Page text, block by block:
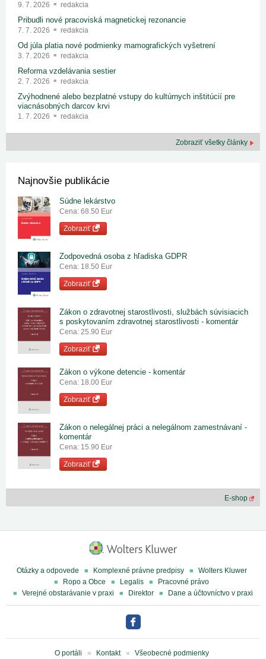
9. 7. 2026 redakcia
Pribudli nové pracoviská magnetickej rezonancie
7. 7. 2026 redakcia
Od júla platia nové podmienky mamografických vyšetrení
3. 7. 2026 redakcia
Reforma vzdelávania sestier
2. 7. 2026 redakcia
Zvýhodnené alebo bezplatné vstupy do kultúrnych inštitúcií pre
viacnásobných darcov krvi
1. 7. 2026 redakcia
Zobraziť všetky články
Najnovšie publikácie
Súdne lekárstvo
Cena: 68.50 Eur
Zobraziť
Zodpovedná osoba z hľadiska GDPR
Cena: 18.50 Eur
Zobraziť
Zákon o zdravotnej starostlivosti, službách súvisiacich
s poskytovaním zdravotnej starostlivosti - komentár
Cena: 25.90 Eur
Zobraziť
Zákon o výkone detencie - komentár
Cena: 18.00 Eur
Zobraziť
Zákon o nelegálnej práci a nelegálnom zamestnávaní -
komentár
Cena: 15.90 Eur
Zobraziť
E-shop
Otázky a odpovede Komplexné právne predpisy
Wolters Kluwer
Ropo a Obce
Legalis
Pracovné právo
Verejné obstarávanie v praxi
Direktor Dane a účtovníctvo v praxi
O portáli Kontakt Všeobecné podmienky